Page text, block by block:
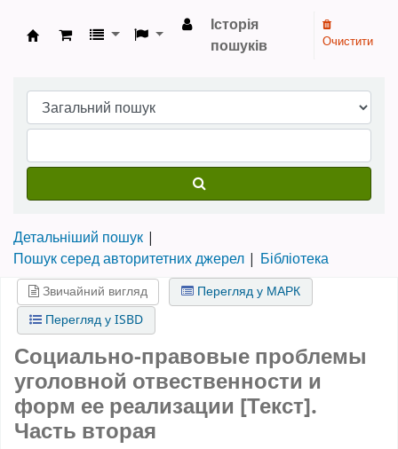
Бібліотека НТШ › Електронний каталог
Історія
пошуків
Очистити
Детальніший пошук
Пошук серед авторитетних джерел
Бібліотека
Звичайний вигляд
Перегляд у МАРК
Перегляд у ISBD
Социально-правовые проблемы
уголовной отвественности и
форм ее реализации [Текст].
Часть вторая